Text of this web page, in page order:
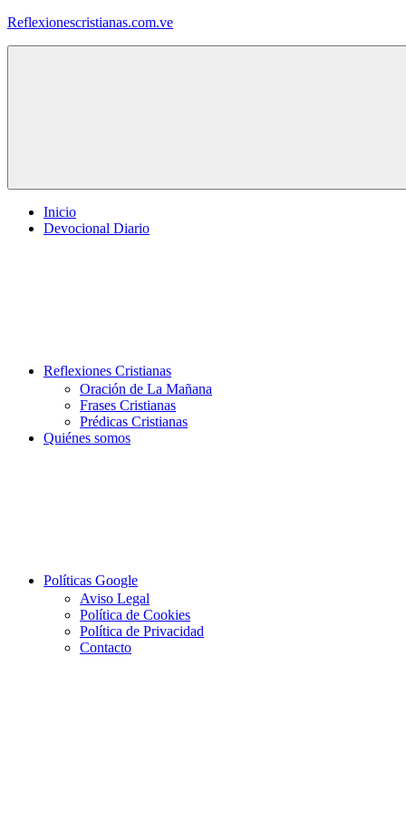
Saltar
Reflexionescristianas.com.ve
Inicio
Devocional Diario
Reflexiones Cristianas
Oración de La Mañana
Frases Cristianas
Prédicas Cristianas
Quiénes somos
Políticas Google
Aviso Legal
Política de Cookies
Política de Privacidad
Contacto